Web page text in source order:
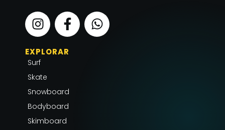
I
n
s
t
a
g
r
a
m
F
a
c
e
o
k
W
h
a
EXPLORAR
Surf
Skate
Snowboard
Bodyboard
Skimboard